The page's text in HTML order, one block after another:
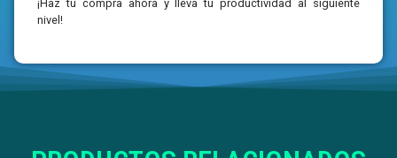
¡Haz tu compra ahora y lleva tu productividad al siguiente
nivel!